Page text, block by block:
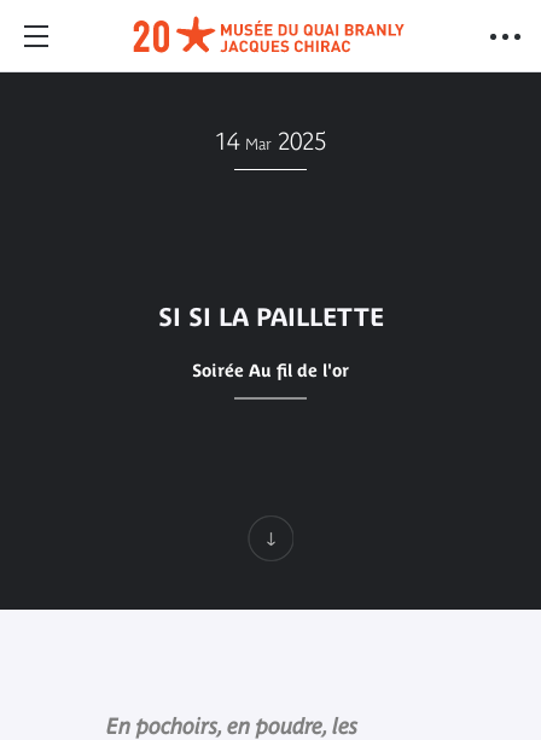
14 Mar 2025
SI SI LA PAILLETTE
Soirée Au fil de l'or
En pochoirs, en poudre, les